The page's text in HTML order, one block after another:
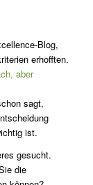
Blog,
erhofften.
aber
sagt,
ist.
gesucht.
die